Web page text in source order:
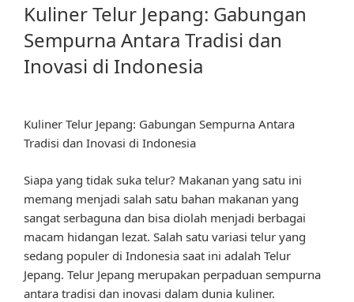
Kuliner Telur Jepang: Gabungan
Sempurna Antara Tradisi dan
Inovasi di Indonesia
Kuliner Telur Jepang: Gabungan Sempurna Antara
Tradisi dan Inovasi di Indonesia
Siapa yang tidak suka telur? Makanan yang satu ini
memang menjadi salah satu bahan makanan yang
sangat serbaguna dan bisa diolah menjadi berbagai
macam hidangan lezat. Salah satu variasi telur yang
sedang populer di Indonesia saat ini adalah Telur
Jepang. Telur Jepang merupakan perpaduan sempurna
antara tradisi dan inovasi dalam dunia kuliner.